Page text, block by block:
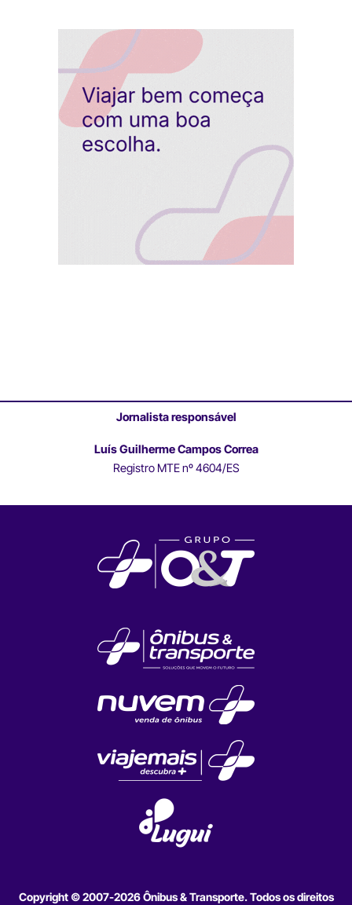
Jornalista responsável
Luís Guilherme Campos Correa
Registro MTE nº 4604/ES
Copyright © 2007-2026 Ônibus & Transporte. Todos os direitos